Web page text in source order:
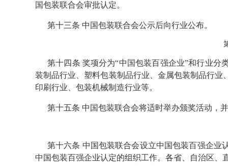
国包装联合会审批认定。
第十三条 中国包装联合会公示后向行业公布。
第十四条 奖项分为“中国包装百强企业”和行业
装制品行业、塑料包装制品行业、金属包装制品行
印刷行业、包装机械制造行业等。
第十五条 中国包装联合会将适时举办颁奖活动，
第十六条 中国包装联合会设立中国包装百强企业
中国包装百强企业认定的组织工作。各省、自治区